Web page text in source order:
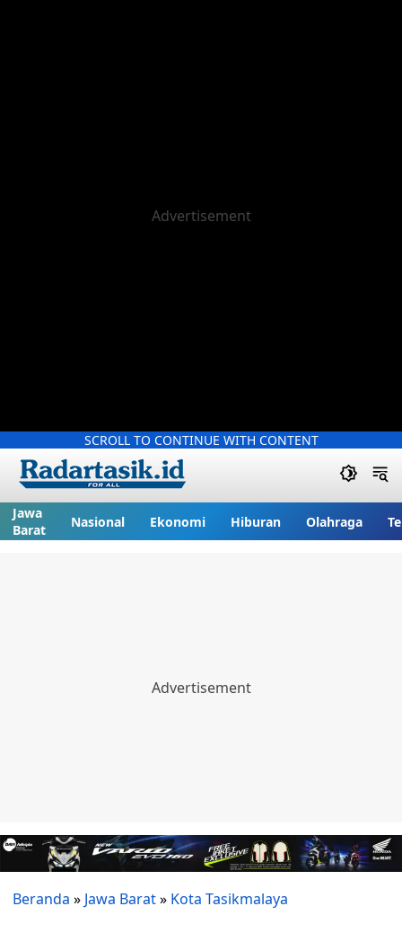
SCROLL TO CONTINUE WITH CONTENT
Jawa
Barat
Nasional Ekonomi Hiburan Olahraga
Beranda » Jawa Barat» Kota Tasikmalaya